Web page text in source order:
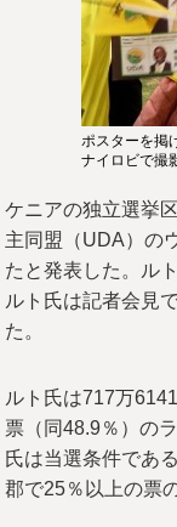
ポスターを掲
ナイロビで撮
ケニアの独立選挙
主同盟（UDA）の
たと発表した。ル
ルト氏は記者会見
た。
ルト氏は717万
票（同48.9％）の
氏は当選条件であ
郡で25％以上の票